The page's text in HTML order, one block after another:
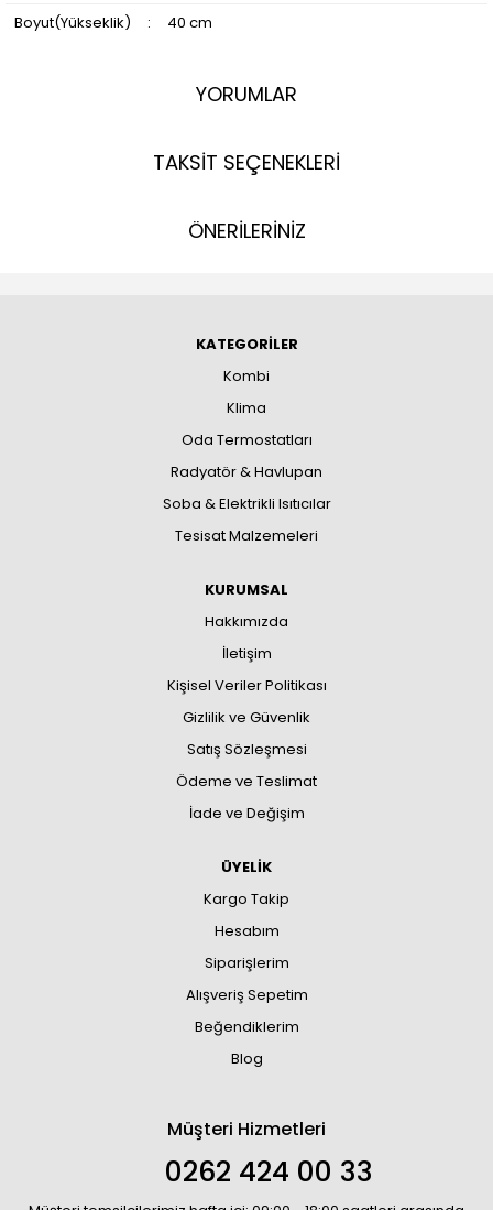
Boyut(Yükseklik) : 40 cm
YORUMLAR
TAKSİT SEÇENEKLERİ
ÖNERİLERİNİZ
KATEGORİLER
Kombi
Klima
Oda Termostatları
Radyatör & Havlupan
Soba & Elektrikli Isıtıcılar
Tesisat Malzemeleri
KURUMSAL
Hakkımızda
İletişim
Kişisel Veriler Politikası
Gizlilik ve Güvenlik
Satış Sözleşmesi
Ödeme ve Teslimat
İade ve Değişim
ÜYELİK
Kargo Takip
Hesabım
Siparişlerim
Alışveriş Sepetim
Beğendiklerim
Blog
Müşteri Hizmetleri
0262 424 00 33